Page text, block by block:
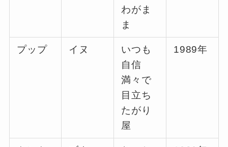
わがま
ま
プップ イヌ
いつも
自信
満々で
目立ち
たがり
屋
1989年